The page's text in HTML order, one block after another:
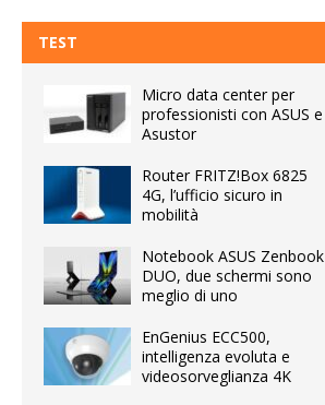
TEST
Micro data center per
professionisti con ASUS e
Asustor
Router FRITZ!Box 6825
4G, l’ufficio sicuro in
mobilità
Notebook ASUS Zenbook
DUO, due schermi sono
meglio di uno
EnGenius ECC500,
intelligenza evoluta e
videosorveglianza 4K